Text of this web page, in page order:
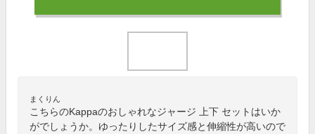
まくりん
こちらのKappaのおしゃれなジャージ 上下 セットはいか
がでしょうか。ゆったりしたサイズ感と伸縮性が高いので